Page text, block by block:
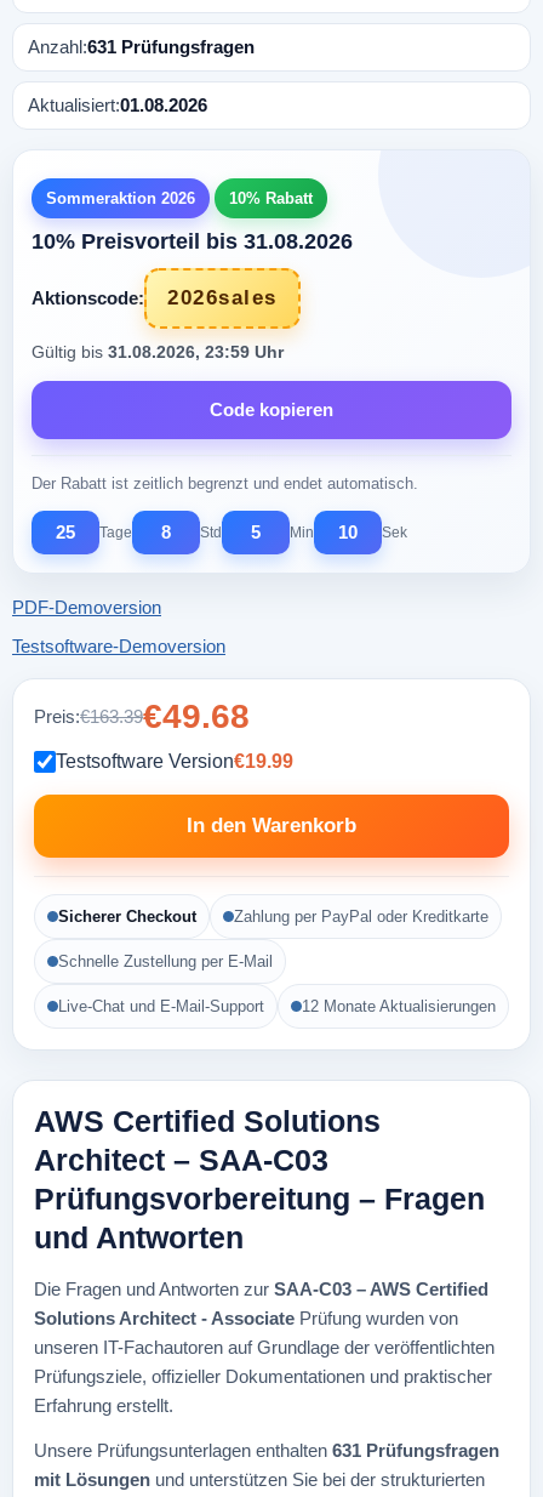
Anzahl:631 Prüfungsfragen
Aktualisiert:01.08.2026
Sommeraktion 2026 10% Rabatt
10% Preisvorteil bis 31.08.2026
Aktionscode: 2026sales
Gültig bis 31.08.2026, 23:59 Uhr
Code kopieren
Der Rabatt ist zeitlich begrenzt und endet automatisch.
25 Tage 8 Std 5 Min 9 Sek
PDF-Demoversion
Testsoftware-Demoversion
Preis:€163.39€49.68
Testsoftware Version€19.99
In den Warenkorb
Sicherer Checkout Zahlung per PayPal oder Kreditkarte
Schnelle Zustellung per E-Mail
Live-Chat und E-Mail-Support 12 Monate Aktualisierungen
AWS Certified Solutions
Architect – SAA-C03
Prüfungsvorbereitung – Fragen
und Antworten
Die Fragen und Antworten zur SAA-C03 – AWS Certified
Solutions Architect - Associate Prüfung wurden von
unseren IT-Fachautoren auf Grundlage der veröffentlichten
Prüfungsziele, offizieller Dokumentationen und praktischer
Erfahrung erstellt.
Unsere Prüfungsunterlagen enthalten 631 Prüfungsfragen
mit Lösungen und unterstützen Sie bei der strukturierten